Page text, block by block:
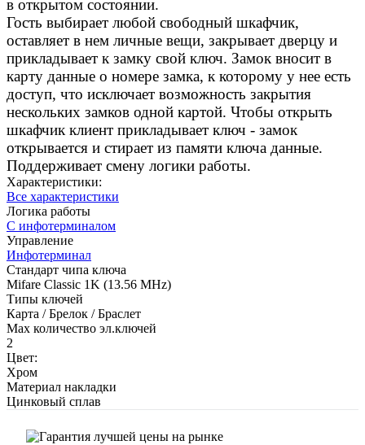
в открытом состоянии.
Гость выбирает любой свободный шкафчик,
оставляет в нем личные вещи, закрывает дверцу и
прикладывает к замку свой ключ. Замок вносит в
карту данные о номере замка, к которому у нее есть
доступ, что исключает возможность закрытия
нескольких замков одной картой. Чтобы открыть
шкафчик клиент прикладывает ключ - замок
открывается и стирает из памяти ключа данные.
Поддерживает смену логики работы.
Характеристики:
Все характеристики
Логика работы
С инфотерминалом
Управление
Инфотерминал
Стандарт чипа ключа
Mifare Classic 1K (13.56 MHz)
Типы ключей
Карта / Брелок / Браслет
Max количество эл.ключей
2
Цвет:
Хром
Материал накладки
Цинковый сплав